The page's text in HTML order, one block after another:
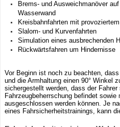
Brems- und Ausweichmanöver
Wasserwand
Kreisbahnfahrten mit
Slalom- und Kurvenfahrten
Simulation eines ausbrechenden
Rückwärtsfahren um Hindernisse
Vor Beginn ist noch zu beachten,
und die Armhaltung einen 90° Winkel
sichergestellt werden, dass der
Fahrzeugbeherrschung befindet
ausgeschlossen werden können. Je
eines Fahrsicherheitstrainings, kann